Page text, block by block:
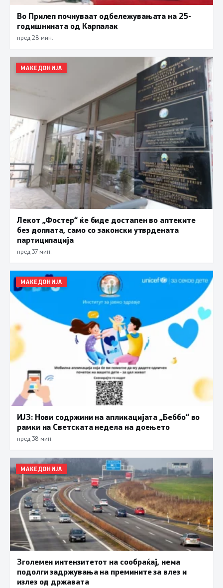
Во Прилеп почнуваат одбележувањата на 25-
годишнината од Карпалак
пред 28 мин.
МАКЕДОНИЈА
Лекот „Фостер“ ќе биде достапен во аптеките
без доплата, само со законски утврдената
партиципација
пред 37 мин.
МАКЕДОНИЈА
ИЈЗ: Нови содржини на апликацијата „Беббо“ во
рамки на Светската недела на доењето
пред 38 мин.
МАКЕДОНИЈА
Зголемен интензитетот на сообраќај, нема
подолги задржувања на премините за влез и
излез од државата